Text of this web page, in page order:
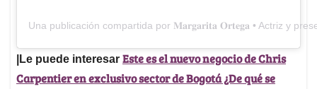
Una publicación compartida por 𝐌𝐚𝐫𝐠𝐚𝐫𝐢𝐭𝐚 𝐎𝐫𝐭𝐞𝐠𝐚 • Actriz y
|Le puede interesar Este es el nuevo negocio de Chris
Carpentier en exclusivo sector de Bogotá ¿De qué se